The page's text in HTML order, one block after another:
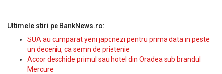
Ultimele stiri pe BankNews.ro:
SUA au cumparat yeni japonezi pentru prima data in peste
un deceniu, ca semn de prietenie
Accor deschide primul sau hotel din Oradea sub brandul
Mercure